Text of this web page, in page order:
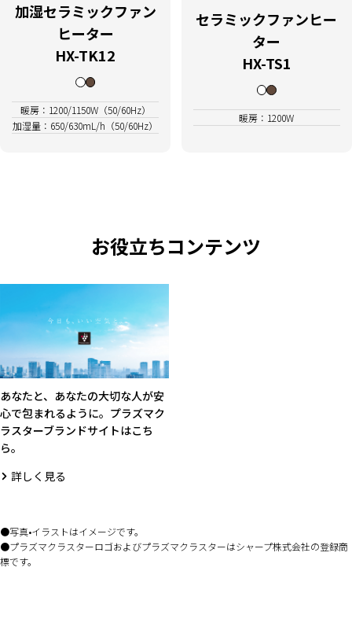
加湿セラミックファン
ヒーター
HX-TK12
暖房：1200/1150W（50/60Hz）
加湿量：650/630mL/h（50/60Hz）
セラミックファンヒー
ター
HX-TS1
暖房：1200W
お役立ちコンテンツ
あなたと、あなたの大切な人が安
心で包まれるように。プラズマク
ラスターブランドサイトはこち
ら。
詳しく見る
写真•イラストはイメージです。
プラズマクラスターロゴおよびプラズマクラスターはシャープ株式会社の登録商
標です。